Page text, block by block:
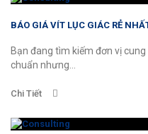
BÁO GIÁ VÍT LỤC GIÁC RẺ
Bạn đang tìm kiếm đơn vị
chuẩn nhưng...
Chi Tiết